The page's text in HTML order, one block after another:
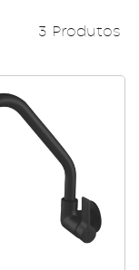
3 Produtos